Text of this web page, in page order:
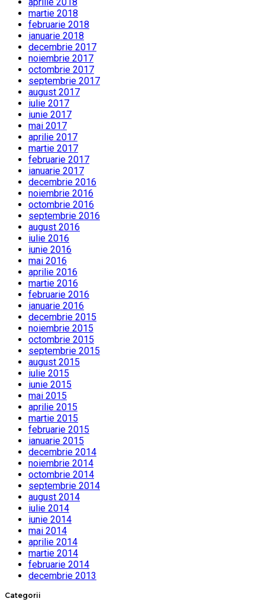
martie 2018
februarie 2018
ianuarie 2018
decembrie 2017
noiembrie 2017
octombrie 2017
septembrie 2017
august 2017
iulie 2017
iunie 2017
mai 2017
aprilie 2017
martie 2017
februarie 2017
ianuarie 2017
decembrie 2016
noiembrie 2016
octombrie 2016
septembrie 2016
august 2016
iulie 2016
iunie 2016
mai 2016
aprilie 2016
martie 2016
februarie 2016
ianuarie 2016
decembrie 2015
noiembrie 2015
octombrie 2015
septembrie 2015
august 2015
iulie 2015
iunie 2015
mai 2015
aprilie 2015
martie 2015
februarie 2015
ianuarie 2015
decembrie 2014
noiembrie 2014
octombrie 2014
septembrie 2014
august 2014
iulie 2014
iunie 2014
mai 2014
aprilie 2014
martie 2014
februarie 2014
decembrie 2013
Categorii